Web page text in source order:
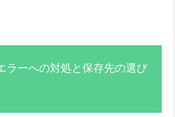
ラーへの対処と保存先の選び